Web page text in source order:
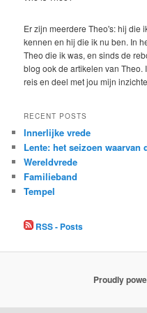
Er zijn meerdere Theo's: hij die
kennen en hij die ik nu ben. In
Theo die ik was, en sinds de
blog ook de artikelen van Theo.
reis en deel met jou mijn
RECENT POSTS
Innerlijke vrede
Lente: het seizoen waarvan
Wereldvrede
Familieband
Tempel
RSS - Posts
Proudly